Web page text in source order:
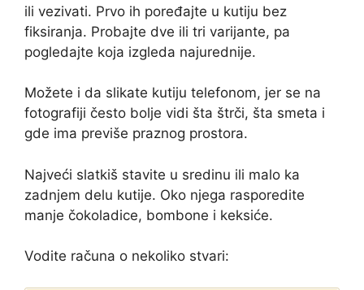
ili vezivati. Prvo ih poređajte u kutiju bez
fiksiranja. Probajte dve ili tri varijante, pa
pogledajte koja izgleda najurednije.
Možete i da slikate kutiju telefonom, jer se na
fotografiji često bolje vidi šta štrči, šta smeta i
gde ima previše praznog prostora.
Najveći slatkiš stavite u sredinu ili malo ka
zadnjem delu kutije. Oko njega rasporedite
manje čokoladice, bombone i keksiće.
Vodite računa o nekoliko stvari: